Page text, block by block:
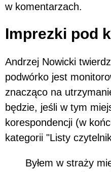
w komentarzach.
Imprezki pod
Andrzej Nowicki
podwórko jest
znacząco na
będzie, jeśli w tym
korespondencji (w
kategorii "Listy
Byłem w straży